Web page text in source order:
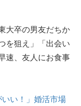
大卒の男友だちか
を狙え」「出会い
速、友人にお食事
いい！」婚活市場